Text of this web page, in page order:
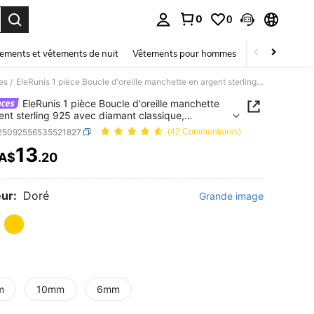
0 0
et vêtements de nuit Vêtements pour hommes Enfants
/ EleRunis 1 pièce Boucle d'oreille manchette en argent sterling 925 avec diamant classique, disponible en 6/8/10 mm, clip pour cartilage, style enveloppant, rempli, petit et délicat, ambiance bohème de plage, mode minimaliste, fait main, hypoallergénique, cadeau de bijoux
EleRunis 1 pièce Boucle d'oreille manchette
sterling 925 avec diamant classique,
en 6/8/10 mm, clip pour cartilage, style
rempli, petit et délicat, ambiance bohème
mode minimaliste, fait main, hypoallergénique,
de bijoux
(42 Commentaires)
AND AVAILABILITY
13.20
Doré Grande image
10mm 6mm